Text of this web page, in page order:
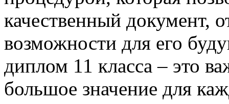
качественный документ,
возможности для его
диплом 11 класса – это
большое значение для